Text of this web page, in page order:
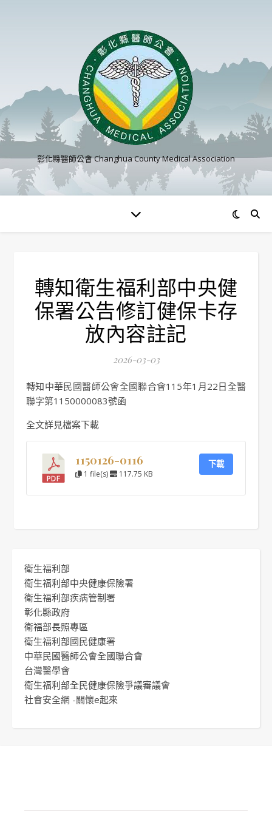
彰化縣醫師公會 Changhua County Medical Association
轉知衛生福利部中央健
保署公告修訂健保卡存
放內容註記
2026-03-03
轉知中華民國醫師公會全國聯合會115年1月22日全醫
聯字第1150000083號函
全文詳見檔案下載
1150126-0116
1 file(s) 117.75 KB
下載
衛生福利部
衛生福利部中央健康保險署
衛生福利部疾病管制署
彰化縣政府
衛福部長照專區
衛生福利部國民健康署
中華民國醫師公會全國聯合會
台灣醫學會
衛生福利部全民健康保險爭議審議會
社會安全網 -關懷e起來